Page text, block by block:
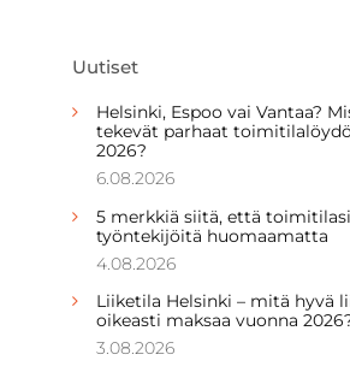
Uutiset
Helsinki, Espoo vai Vantaa?
tekevät parhaat
2026?
6.08.2026
5 merkkiä siitä, että
työntekijöitä huomaamatta
4.08.2026
Liiketila Helsinki – mitä hyvä
oikeasti maksaa vuonna
3.08.2026